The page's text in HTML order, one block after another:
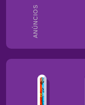
ANÚNCIOS